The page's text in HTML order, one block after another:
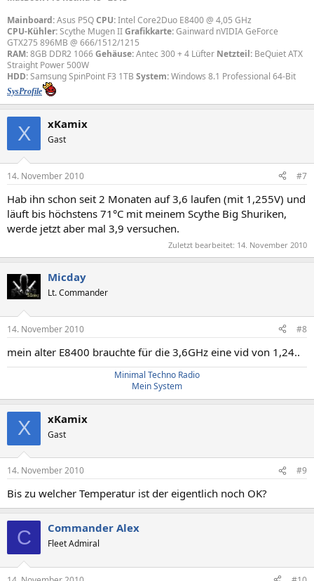
Mainboard:Asus P5QCPU:Intel Core2Duo E8400 @ 4,05 GHz
CPU-Kühler:Scythe Mugen IIGrafikkarte:Gainward nVIDIA GeForce
GTX275 896MB @ 666/1512/1215
RAM:8GB DDR2 1066Gehäuse:Antec 300 + 4 Lüfter Netzteil: BeQuiet ATX
Straight Power 500W
HDD:Samsung SpinPoint F3 1TB System:Windows 8.1 Professional 64-Bit
SysProfile
X xKamix
Gast
14. November 2010 #7
Hab ihn schon seit 2 Monaten auf 3,6 laufen (mit 1,255V) und
läuft bis höchstens 71°C mit meinem Scythe Big Shuriken,
werde jetzt aber mal 3,9 versuchen.
Zuletzt bearbeitet: 14. November 2010
Micday
Lt. Commander
14. November 2010 #8
mein alter E8400 brauchte für die 3,6GHz eine vid von 1,24..
Minimal Techno Radio
Mein System
X xKamix
Gast
14. November 2010 #9
Bis zu welcher Temperatur ist der eigentlich noch OK?
C Commander Alex
Fleet Admiral